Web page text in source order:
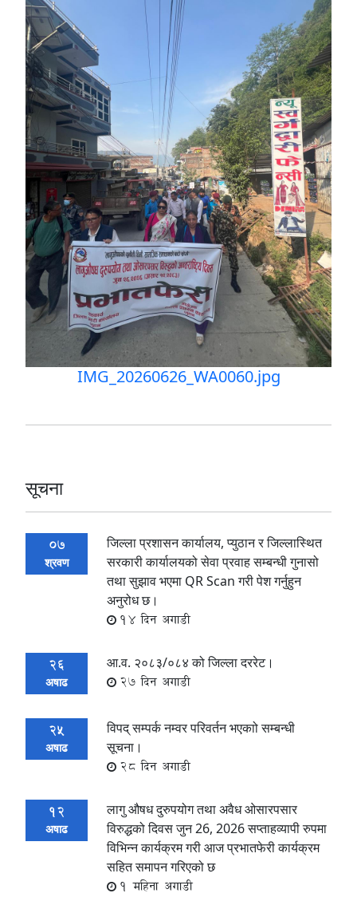
IMG_20260626_WA0060.jpg
सूचना
07
श्रवण
जिल्ला प्रशासन कार्यालय, प्युठान र जिल्लास्थित
सरकारी कार्यालयको सेवा प्रवाह सम्बन्धी गुनासो
तथा सुझाव भएमा QR Scan गरी पेश गर्नुहुन
अनुरोध छ।
14 दिन अगाडी
26
अषाढ
आ.व. २०८३/०८४ को जिल्ला दररेट।
27 दिन अगाडी
25
अषाढ
विपद् सम्पर्क नम्वर परिवर्तन भएकाो सम्बन्धी
सूचना।
28 दिन अगाडी
12
अषाढ
लागु औषध दुरुपयोग तथा अवैध ओसारपसार
विरुद्धको दिवस जुन 26, 2026 सप्ताहव्यापी रुपमा
विभिन्न कार्यक्रम गरी आज प्रभातफेरी कार्यक्रम
सहित समापन गरिएको छ
1 महिना अगाडी